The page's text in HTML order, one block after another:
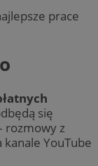
prace
się
rozmowy z
YouTube